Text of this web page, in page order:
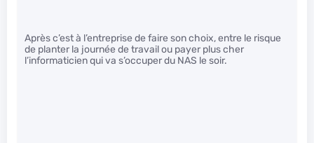
Après c’est à l’entreprise de faire son choix, entre le risque
de planter la journée de travail ou payer plus cher
l’informaticien qui va s’occuper du NAS le soir.